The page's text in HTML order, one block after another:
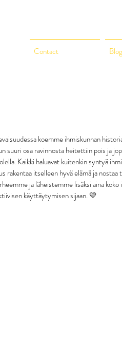
Contact
koemme ihmiskunnan
suuri osa ravinnosta heitettiin pois ja
Kaikki haluavat kuitenkin syntyä
rakentaa itselleen hyvä elämä ja
ja läheistemme lisäksi aina
käyttäytymisen sijaan. 💛